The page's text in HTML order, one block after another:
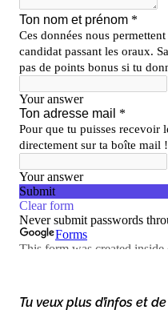
Tu veux plus d’infos et